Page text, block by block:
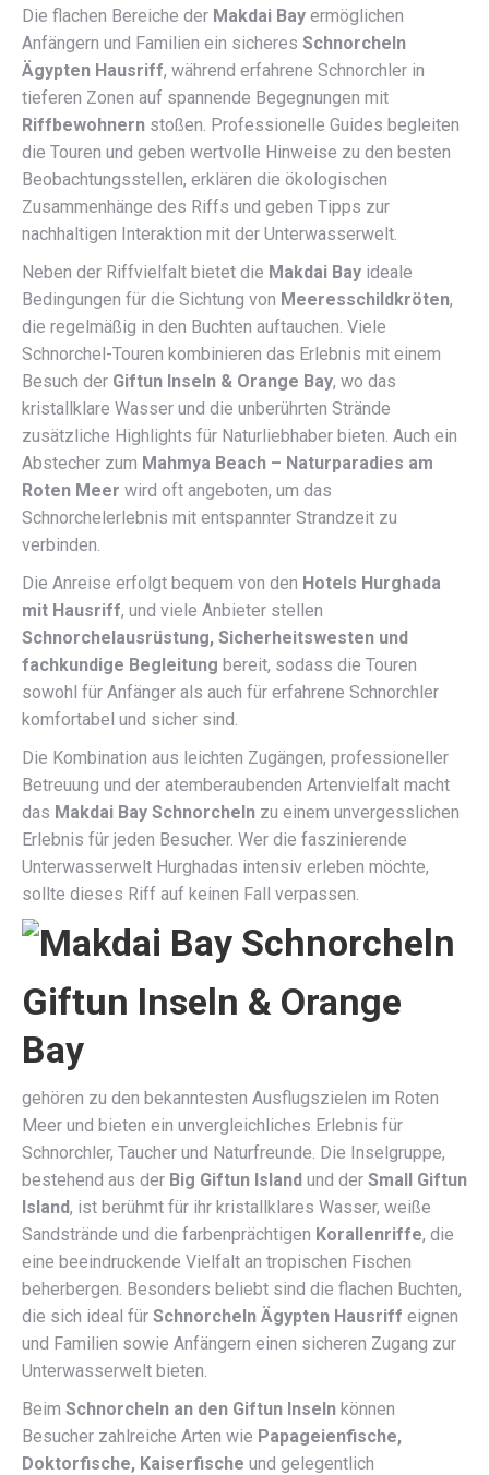
Die flachen Bereiche der Makdai Bay ermöglichen
Anfängern und Familien ein sicheres Schnorcheln
Ägypten Hausriff, während erfahrene Schnorchler in
tieferen Zonen auf spannende Begegnungen mit
Riffbewohnern stoßen. Professionelle Guides begleiten
die Touren und geben wertvolle Hinweise zu den besten
Beobachtungsstellen, erklären die ökologischen
Zusammenhänge des Riffs und geben Tipps zur
nachhaltigen Interaktion mit der Unterwasserwelt.
Neben der Riffvielfalt bietet die Makdai Bay ideale
Bedingungen für die Sichtung von Meeresschildkröten,
die regelmäßig in den Buchten auftauchen. Viele
Schnorchel-Touren kombinieren das Erlebnis mit einem
Besuch der Giftun Inseln & Orange Bay, wo das
kristallklare Wasser und die unberührten Strände
zusätzliche Highlights für Naturliebhaber bieten. Auch ein
Abstecher zum Mahmya Beach – Naturparadies am
Roten Meer wird oft angeboten, um das
Schnorchelerlebnis mit entspannter Strandzeit zu
verbinden.
Die Anreise erfolgt bequem von den Hotels Hurghada
mit Hausriff, und viele Anbieter stellen
Schnorchelausrüstung, Sicherheitswesten und
fachkundige Begleitung bereit, sodass die Touren
sowohl für Anfänger als auch für erfahrene Schnorchler
komfortabel und sicher sind.
Die Kombination aus leichten Zugängen, professioneller
Betreuung und der atemberaubenden Artenvielfalt macht
das Makdai Bay Schnorcheln zu einem unvergesslichen
Erlebnis für jeden Besucher. Wer die faszinierende
Unterwasserwelt Hurghadas intensiv erleben möchte,
sollte dieses Riff auf keinen Fall verpassen.
Giftun Inseln & Orange
Bay
gehören zu den bekanntesten Ausflugszielen im Roten
Meer und bieten ein unvergleichliches Erlebnis für
Schnorchler, Taucher und Naturfreunde. Die Inselgruppe,
bestehend aus der Big Giftun Island und der Small Giftun
Island, ist berühmt für ihr kristallklares Wasser, weiße
Sandstrände und die farbenprächtigen Korallenriffe, die
eine beeindruckende Vielfalt an tropischen Fischen
beherbergen. Besonders beliebt sind die flachen Buchten,
die sich ideal für Schnorcheln Ägypten Hausriff eignen
und Familien sowie Anfängern einen sicheren Zugang zur
Unterwasserwelt bieten.
Beim Schnorcheln an den Giftun Inseln können
Besucher zahlreiche Arten wie Papageienfische,
Doktorfische, Kaiserfische und gelegentlich